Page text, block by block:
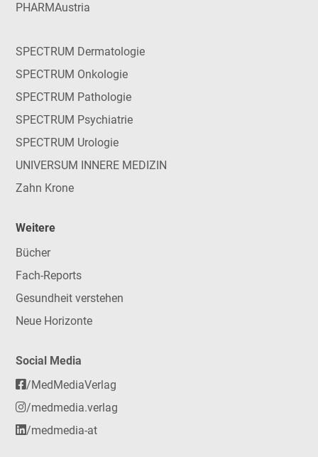
PHARMAustria
SPECTRUM Dermatologie
SPECTRUM Onkologie
SPECTRUM Pathologie
SPECTRUM Psychiatrie
SPECTRUM Urologie
UNIVERSUM INNERE MEDIZIN
Zahn Krone
Weitere
Bücher
Fach-Reports
Gesundheit verstehen
Neue Horizonte
Social Media
/MedMediaVerlag
/medmedia.verlag
/medmedia-at